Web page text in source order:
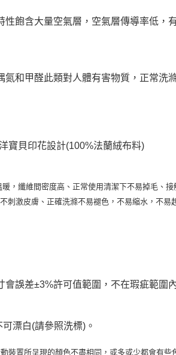
性飽含大量空氣層，空氣層傳導率低，
和甲醛此類對人體有害物質，正常洗
寶貝印花設計(100%法蘭絨布料)
，纖維間密度高、正常使用清潔下不易掉毛、
刺激皮膚、正確洗滌不易褪色，不易縮水，不易
誤差±3%許可值範圍，不在瑕疵範圍
漂白(請參照洗標)。
裝置所呈現的顏色不盡相同，或多或少都會有些